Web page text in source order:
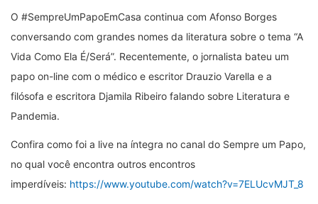
O #SempreUmPapoEmCasa continua com Afonso Borges
conversando com grandes nomes da literatura sobre o tema “A
Vida Como Ela É/Será”. Recentemente, o jornalista bateu um
papo on-line com o médico e escritor Drauzio Varella e a
filósofa e escritora Djamila Ribeiro falando sobre Literatura e
Pandemia.
Confira como foi a live na íntegra no canal do Sempre um Papo,
no qual você encontra outros encontros
imperdíveis: https://www.youtube.com/watch?v=7ELUcvMJT_8